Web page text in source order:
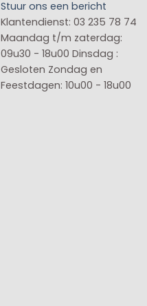
Stuur ons een bericht
Klantendienst: 03 235 78 74
Maandag t/m zaterdag:
09u30 - 18u00 Dinsdag :
Gesloten Zondag en
Feestdagen: 10u00 - 18u00